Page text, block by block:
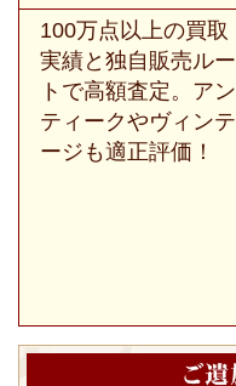
100万点以上の買取
実績と独自販売ルー
トで高額査定。アン
ティークやヴィンテ
ージも適正評価！